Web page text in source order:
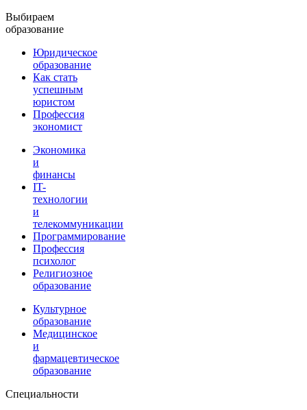
Выбираем
образование
Юридическое
образование
Как стать
успешным
юристом
Профессия
экономист
Экономика
и
финансы
IT-
технологии
и
телекоммуникации
Программирование
Профессия
психолог
Религиозное
образование
Культурное
образование
Медицинское
и
фармацевтическое
образование
Специальности